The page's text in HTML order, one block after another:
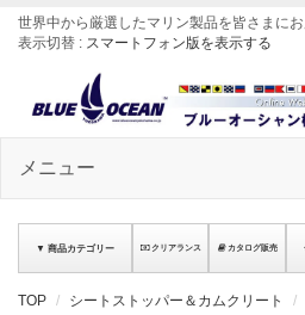
世界中から厳選したマリン製品を皆さまに
表示切替 : スマートフォン版を表示する
メニュー
▼ 商品カテゴリー クリアランス カタログ販売
TOP シートストッパー＆カムクリート